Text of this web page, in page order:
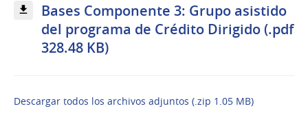
Bases Componente 3: Grupo asistido
del programa de Crédito Dirigido (.pdf
328.48 KB)
Descargar todos los archivos adjuntos (.zip 1.05 MB)